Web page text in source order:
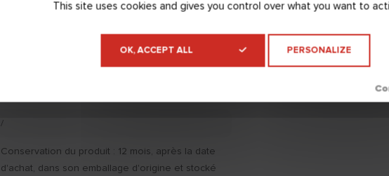
/
Conservation du produit : 12 mois, après la date
d'achat, dans son emballage d'origine et stocké
This site uses cookies and gives you control over what you want to
OK, ACCEPT ALL PERSONALIZE